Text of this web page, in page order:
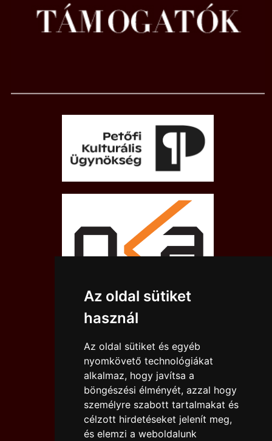
Az oldal sütiket
használ
Az oldal sütiket és egyéb
nyomkövető technológiákat
alkalmaz, hogy javítsa a
böngészési élményét, azzal hogy
személyre szabott tartalmakat és
célzott hirdetéseket jelenít meg,
és elemzi a weboldalunk